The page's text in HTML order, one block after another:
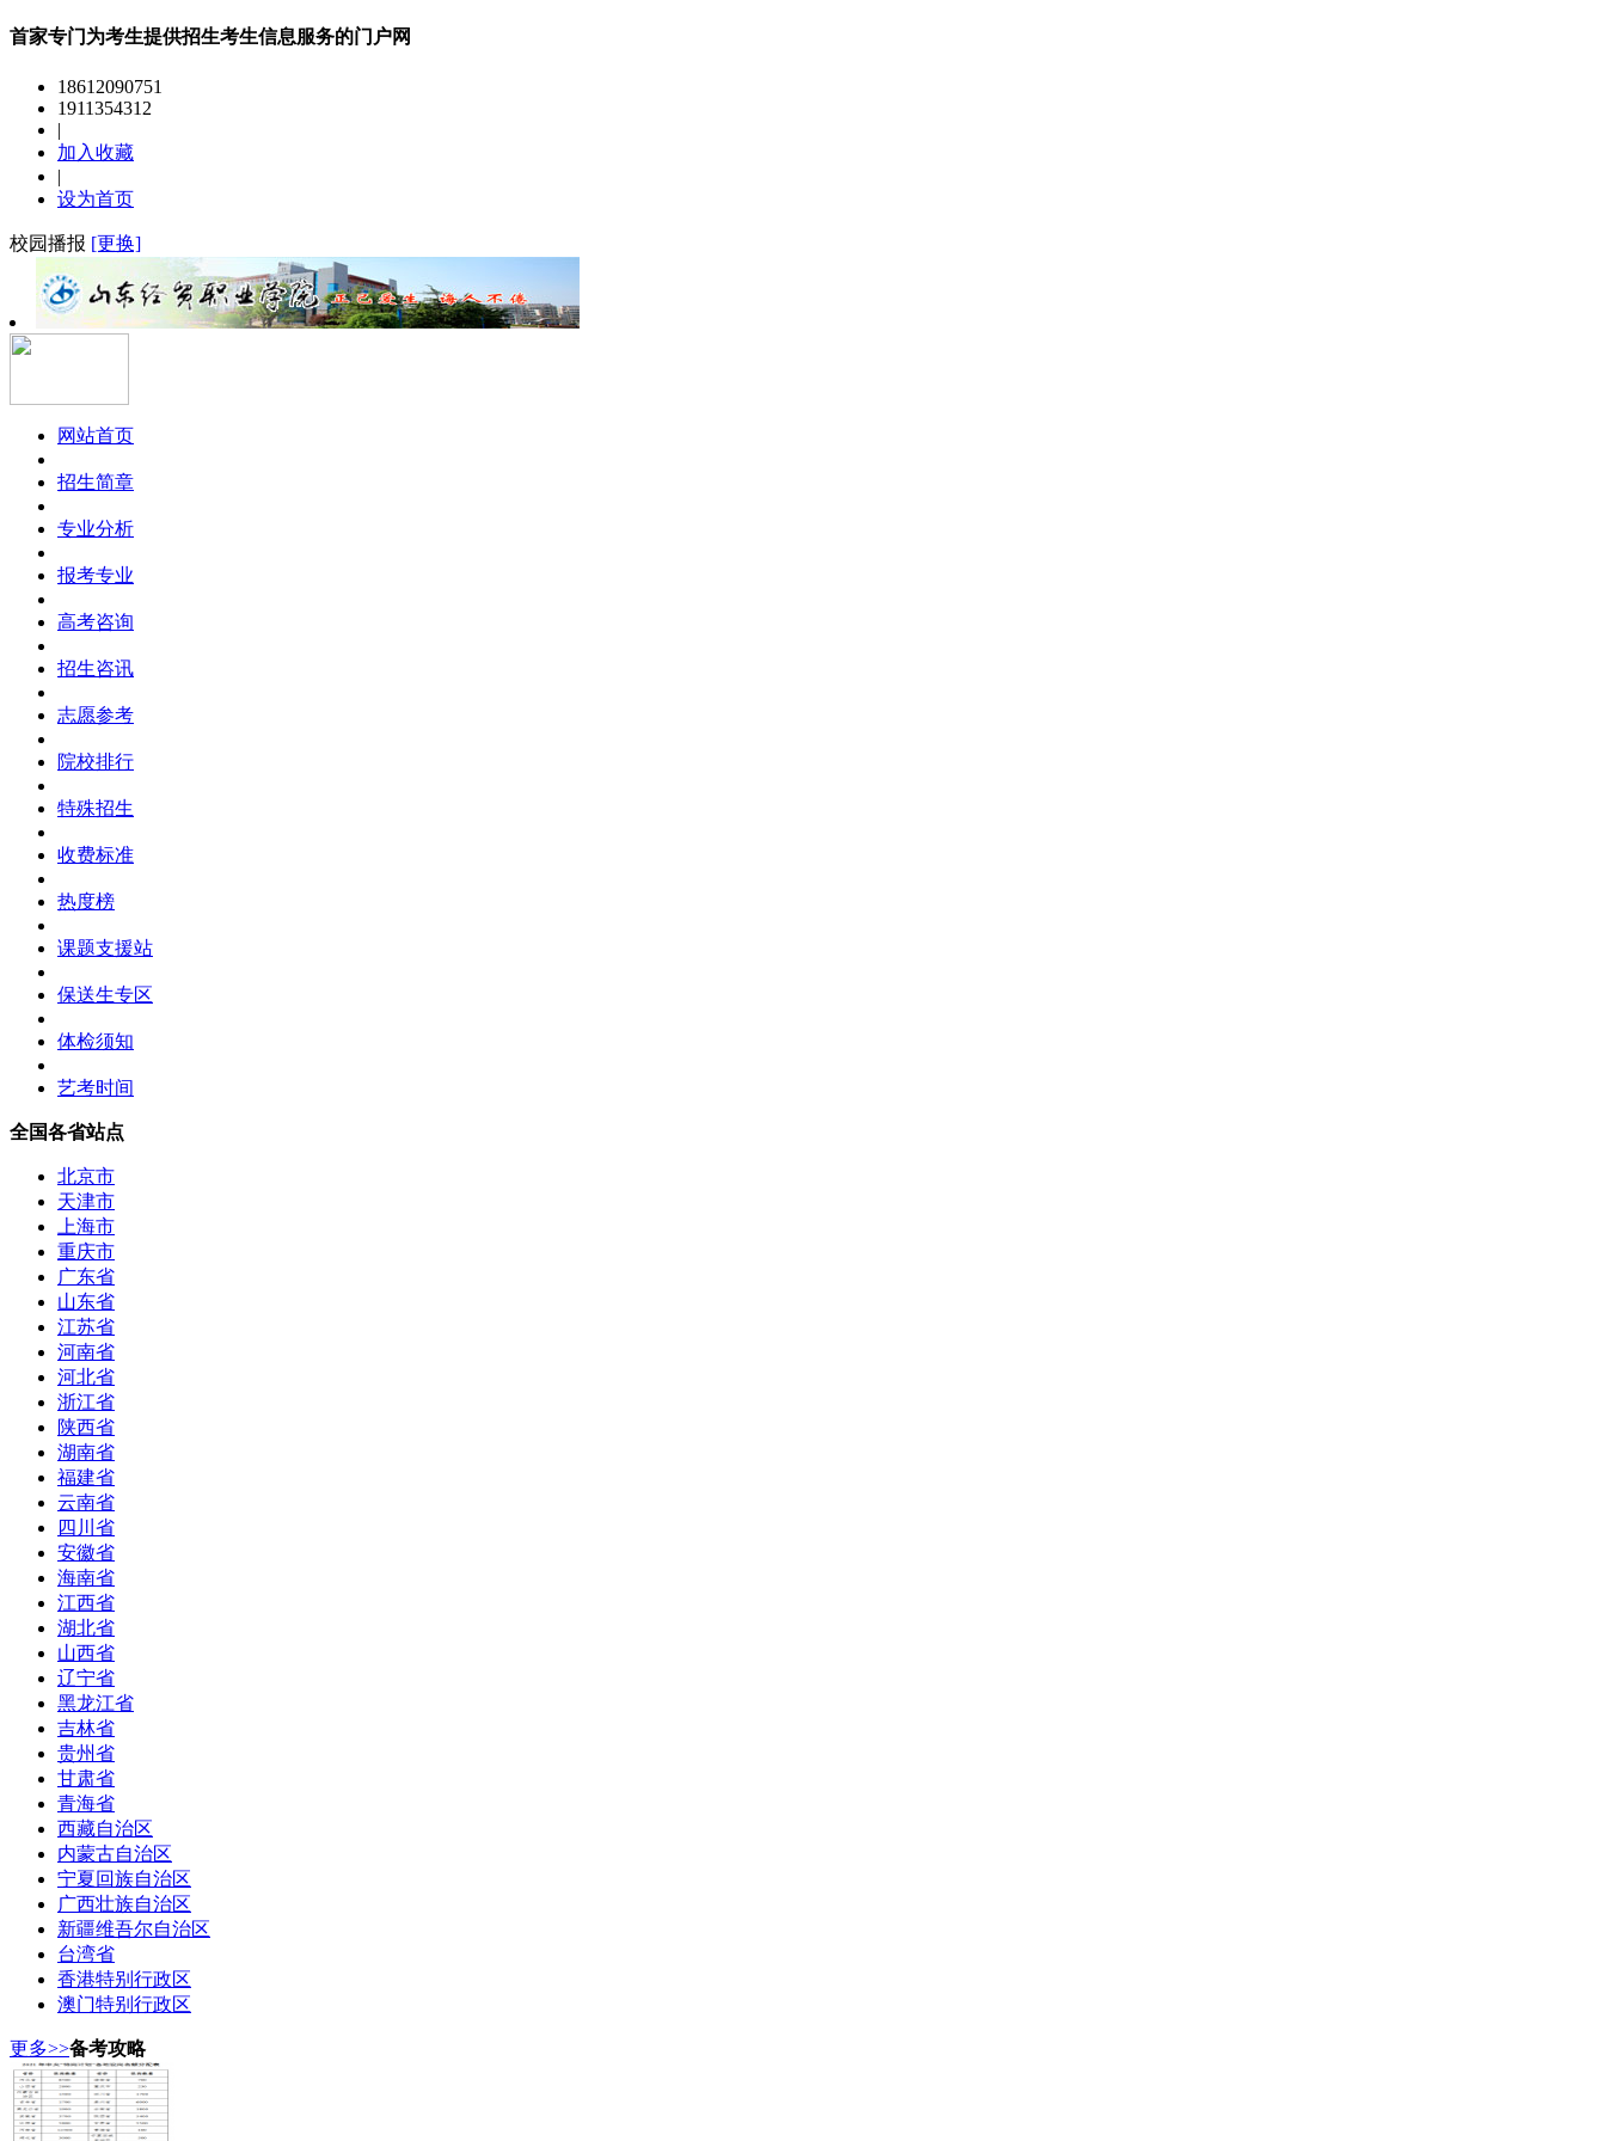
首家专门为考生提供招生考生信息服务的门户网
18612090751
1911354312
|
加入收藏
|
设为首页
校园播报 [更换]
网站首页
招生简章
专业分析
报考专业
高考咨询
招生咨讯
志愿参考
院校排行
特殊招生
收费标准
热度榜
课题支援站
保送生专区
体检须知
艺考时间
全国各省站点
北京市
天津市
上海市
重庆市
广东省
山东省
江苏省
河南省
河北省
浙江省
陕西省
湖南省
福建省
云南省
四川省
安徽省
海南省
江西省
湖北省
山西省
辽宁省
黑龙江省
吉林省
贵州省
甘肃省
青海省
西藏自治区
内蒙古自治区
宁夏回族自治区
广西壮族自治区
新疆维吾尔自治区
台湾省
香港特别行政区
澳门特别行政区
更多>>备考攻略